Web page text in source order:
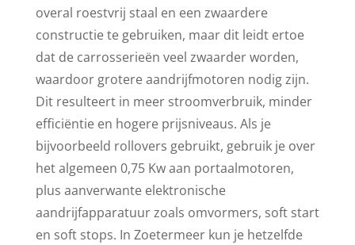
overal roestvrij staal en een zwaardere
constructie te gebruiken, maar dit leidt ertoe
dat de carrosserieën veel zwaarder worden,
waardoor grotere aandrijfmotoren nodig zijn.
Dit resulteert in meer stroomverbruik, minder
efficiëntie en hogere prijsniveaus. Als je
bijvoorbeeld rollovers gebruikt, gebruik je over
het algemeen 0,75 Kw aan portaalmotoren,
plus aanverwante elektronische
aandrijfapparatuur zoals omvormers, soft start
en soft stops. In Zoetermeer kun je hetzelfde